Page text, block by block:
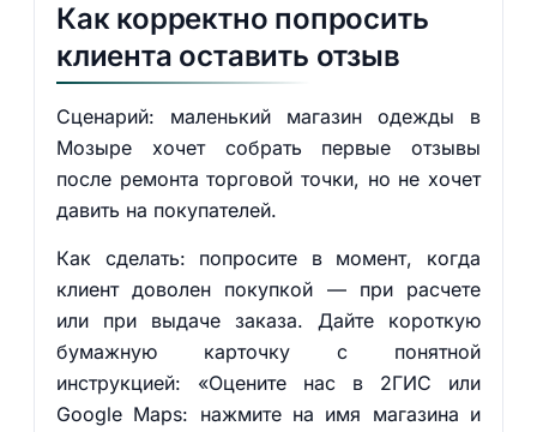
Как корректно попросить
клиента оставить отзыв
Сценарий: маленький магазин одежды в
Мозыре хочет собрать первые отзывы
после ремонта торговой точки, но не хочет
давить на покупателей.
Как сделать: попросите в момент, когда
клиент доволен покупкой — при расчете
или при выдаче заказа. Дайте короткую
бумажную карточку с понятной
инструкцией: «Оцените нас в 2ГИС или
Google Maps: нажмите на имя магазина и